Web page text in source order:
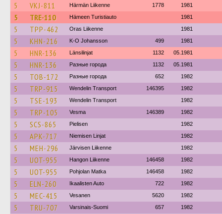
5 VKJ-811 Härmän Liikenne 1778 1981
5 TRE-110 Hämeen Turistiauto 1981
5 TPP-462 Oras Liikenne 1981
5 KHN-216 K-O Johansson 499 1981
5 HNR-136 Länsilinjat 1132 05.1981
5 HNR-136 Разные города 1132 05.1981
5 TOB-172 Разные города 652 1982
5 TRP-915 Wendelin Transport 146395 1982
5 TSE-193 Wendelin Transport 1982
5 TRP-105 Vesma 146389 1982
5 SCS-865 Pielisen 1982
5 APK-717 Niemisen Linjat 1982
5 MEH-296 Järvisen Liikenne 1982
5 UOT-955 Hangon Liikenne 146458 1982
5 UOT-955 Pohjolan Matka 146458 1982
5 ELN-260 Ikaalisten Auto 722 1982
5 MEC-415 Vesanen 5620 1982
5 TRU-707 Varsinais-Suomi 657 1982